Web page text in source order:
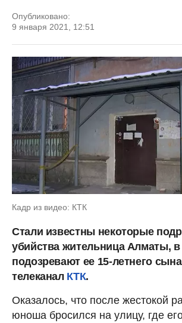
Опубликовано:
9 января 2021, 12:51
Кадр из видео: КТК
Стали известны некоторые
убийства жительница Алматы, в
подозревают ее 15-летнего
телеканал КТК.
Оказалось, что после жестокой
юноша бросился на улицу, где